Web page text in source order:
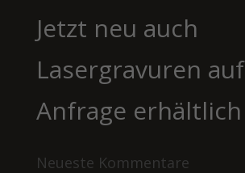
Jetzt neu auch
Lasergravuren auf
Anfrage erhältlich
Neueste Kommentare